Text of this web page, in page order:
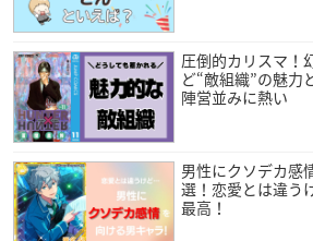
圧倒的カリスマ！
ど“敵組織”の魅力
陣営並みに熱い
男性にクソデカ感
選！恋愛とは違
最高！